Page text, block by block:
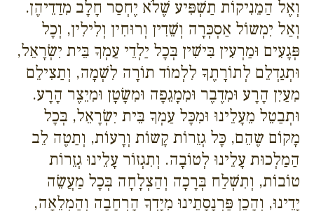
וְאֶל הַמֵנִיקוֹת תַשְׁפִּיע שֶׁלֹא יֶחְסַר חָלָב מִדַדֵיהֶן.
וְאַל יִמְשוֹל אַסְכְּרָה וְשֵׁדִין וְרוּחִין וְלִילִין, וְכָל
פְּגָעִים וּמַרְעִין בִּישִׁין בְּכָל יַלְדֵי עַמְךָ בֵּית יִשְׂרָאֵל,
וּתְגַדְלֵם לְתוֹרָתֶךָ לִלְמוֹד תוֹרָה לִשְׁמָה, וְתַצִילֵם
מִעַיִן הָרָע וּמִדֶבֶר וּמִמָגֵפָה וּמִשָׂטָן וּמִיֵצֶר הָרָע.
וּתְבַטֵל מֵעָלֵינוּ וּמִכָּל עַמְךָ בֵּית יִשְׂרָאֵל, בְּכָל
מָקוֹם שֶהֵם, כָּל גְזֵרוֹת קָשוֹת וְרָעוֹת, וְתַטֶה לֵב
הַמַלְכוּת עָלֵינוּ לְטוֹבָה. וְתִגְזוֹר עָלֵינוּ גְזֵרוֹת
טוֹבוֹת, וְתִשְׁלַח בְּרָכָה וְהַצְלָחָה בְּכָל מַעֲשֵׂה
יָדֵינוּ, וְהָכֵן פַּרְנָסָתֵינוּ מִיָדְךָ הָרְחָבָה וְהַמְלֵאָה,